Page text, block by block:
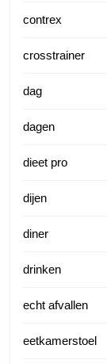
contrex
crosstrainer
dag
dagen
dieet pro
dijen
diner
drinken
echt afvallen
eetkamerstoel